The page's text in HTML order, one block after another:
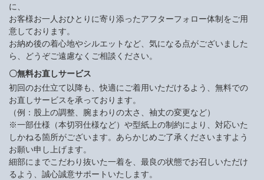
に、
お客様お一人おひとりに寄り添ったアフターフォロー体制をご用
意しております。
お納め後の着心地やシルエットなど、気になる点がございました
ら、どうぞご遠慮なくご相談ください。
〇無料お直しサービス
初回のお仕立て以降も、快適にご着用いただけるよう、無料での
お直しサービスを承っております。
（例：股上の調整、腕まわりの太さ、袖丈の変更など）
※一部仕様（本切羽仕様など）や型紙上の制約により、対応いた
しかねる箇所がございます。あらかじめご了承くださいますよう
お願い申し上げます。
細部にまでこだわり抜いた一着を、最良の状態でお召しいただけ
るよう、誠心誠意サポートいたします。